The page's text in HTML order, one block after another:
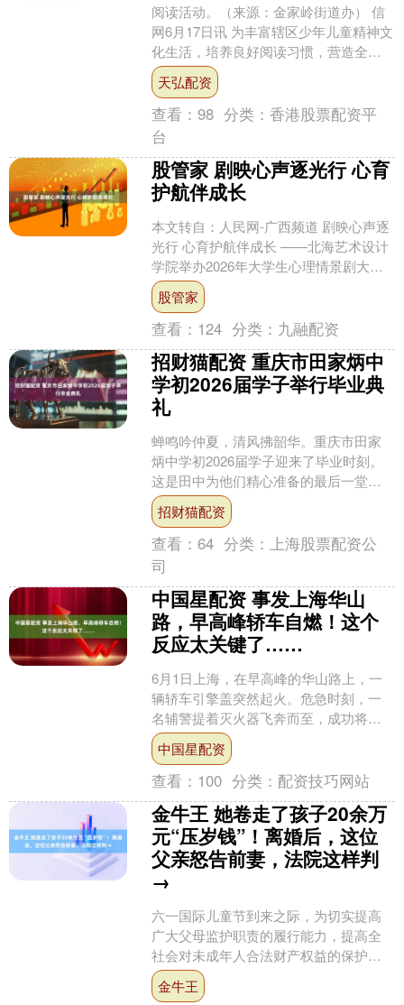
阅读活动。（来源：金家岭街道办） 信
网6月17日讯 为丰富辖区少年儿童精神文
化生活，培养良好阅读习惯，营造全民
阅读、书香四溢的社区氛围，近期，青
岛市崂山区金家岭....
天弘配资
查看：98 分类： 香港股票配资平
台
股管家 剧映心声逐光行 心育
护航伴成长
本文转自：人民网-广西频道 剧映心声逐
光行 心育护航伴成长 ——北海艺术设计
学院举办2026年大学生心理情景剧大赛
参赛作品《破茧》演绎现场。北海艺术
设计学院供....
股管家
查看： 124 分类： 九融配资
招财猫配资 重庆市田家炳中
学初2026届学子举行毕业典
礼
蝉鸣吟仲夏，清风拂韶华。重庆市田家
炳中学初2026届学子迎来了毕业时刻。
这是田中为他们精心准备的最后一堂幸
福德育课：以师恩为笔，以期许为墨，
把三年的陪伴与教诲，....
招财猫配资
查看：64 分类： 上海股票配资公
司
中国星配资 事发上海华山
路，早高峰轿车自燃！这个
反应太关键了……
6月1日上海，在早高峰的华山路上，一
辆轿车引擎盖突然起火。危急时刻，一
名辅警提着灭火器飞奔而至，成功将火
势扑灭在初起阶段，避免了蔓延成灾。
从车辆起火到拖离，全程....
中国星配资
查看： 100 分类： 配资技巧网站
金牛王 她卷走了孩子20余万
元“压岁钱”！离婚后，这位
父亲怒告前妻，法院这样判
→
六一国际儿童节到来之际，为切实提高
广大父母监护职责的履行能力，提高全
社会对未成年人合法财产权益的保护意
识，上海市松江区人民法院（以下简
称“松江法院”）把巡回审判....
金牛王